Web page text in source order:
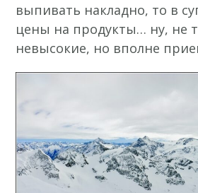
выпивать накладно, то в
цены на продукты… ну, не
невысокие, но вполне